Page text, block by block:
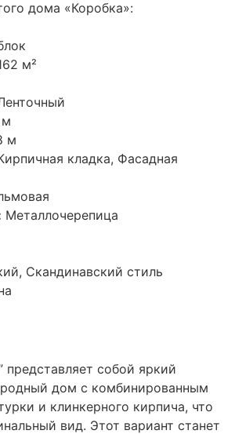
дома «Коробка»:
м²
м
м
кладка, Фасадная
Металлочерепица
Скандинавский стиль
представляет собой яркий
дом с комбинированным
и клинкерного кирпича, что
вид. Этот вариант станет